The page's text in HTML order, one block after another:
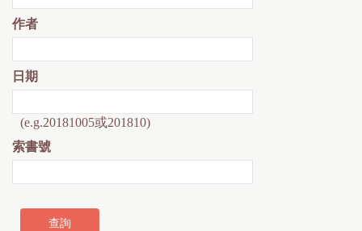
作者
日期
(e.g.20181005或201810)
索書號